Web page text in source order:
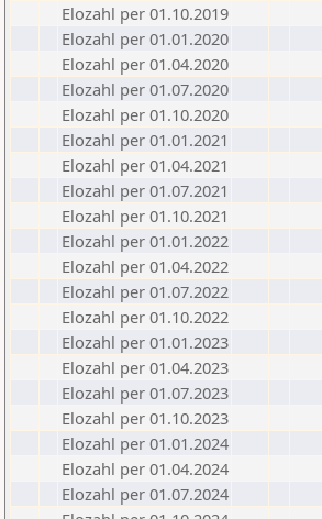
Elozahl per 01.10.2019
Elozahl per 01.01.2020
Elozahl per 01.04.2020
Elozahl per 01.07.2020
Elozahl per 01.10.2020
Elozahl per 01.01.2021
Elozahl per 01.04.2021
Elozahl per 01.07.2021
Elozahl per 01.10.2021
Elozahl per 01.01.2022
Elozahl per 01.04.2022
Elozahl per 01.07.2022
Elozahl per 01.10.2022
Elozahl per 01.01.2023
Elozahl per 01.04.2023
Elozahl per 01.07.2023
Elozahl per 01.10.2023
Elozahl per 01.01.2024
Elozahl per 01.04.2024
Elozahl per 01.07.2024